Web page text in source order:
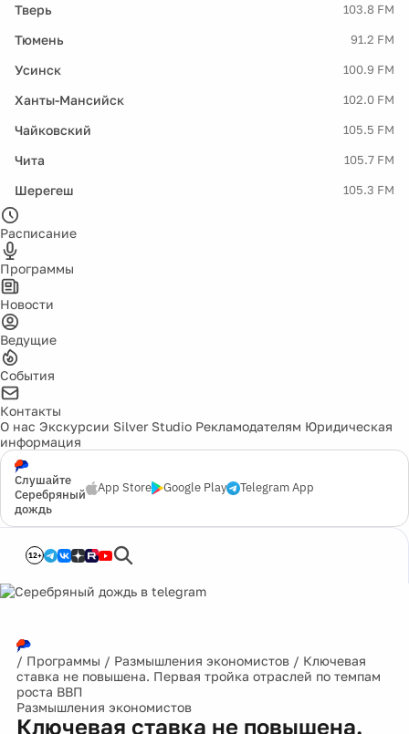
Тверь 103.8 FM
Тюмень 91.2 FM
Усинск 100.9 FM
Ханты-Мансийск 102.0 FM
Чайковский 105.5 FM
Чита 105.7 FM
Шерегеш 105.3 FM
Расписание
Программы
Новости
Ведущие
События
Контакты
О нас Экскурсии Silver Studio Рекламодателям Юридическая
информация
Слушайте
Серебряный
дождь
App Store Google Play Telegram App
12+
/ Программы / Размышления экономистов / Ключевая
ставка не повышена. Первая тройка отраслей по темпам
роста ВВП
Размышления экономистов
Ключевая ставка не повышена.